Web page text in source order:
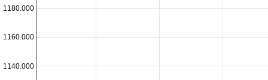
1140.000
1160.000
1180.000